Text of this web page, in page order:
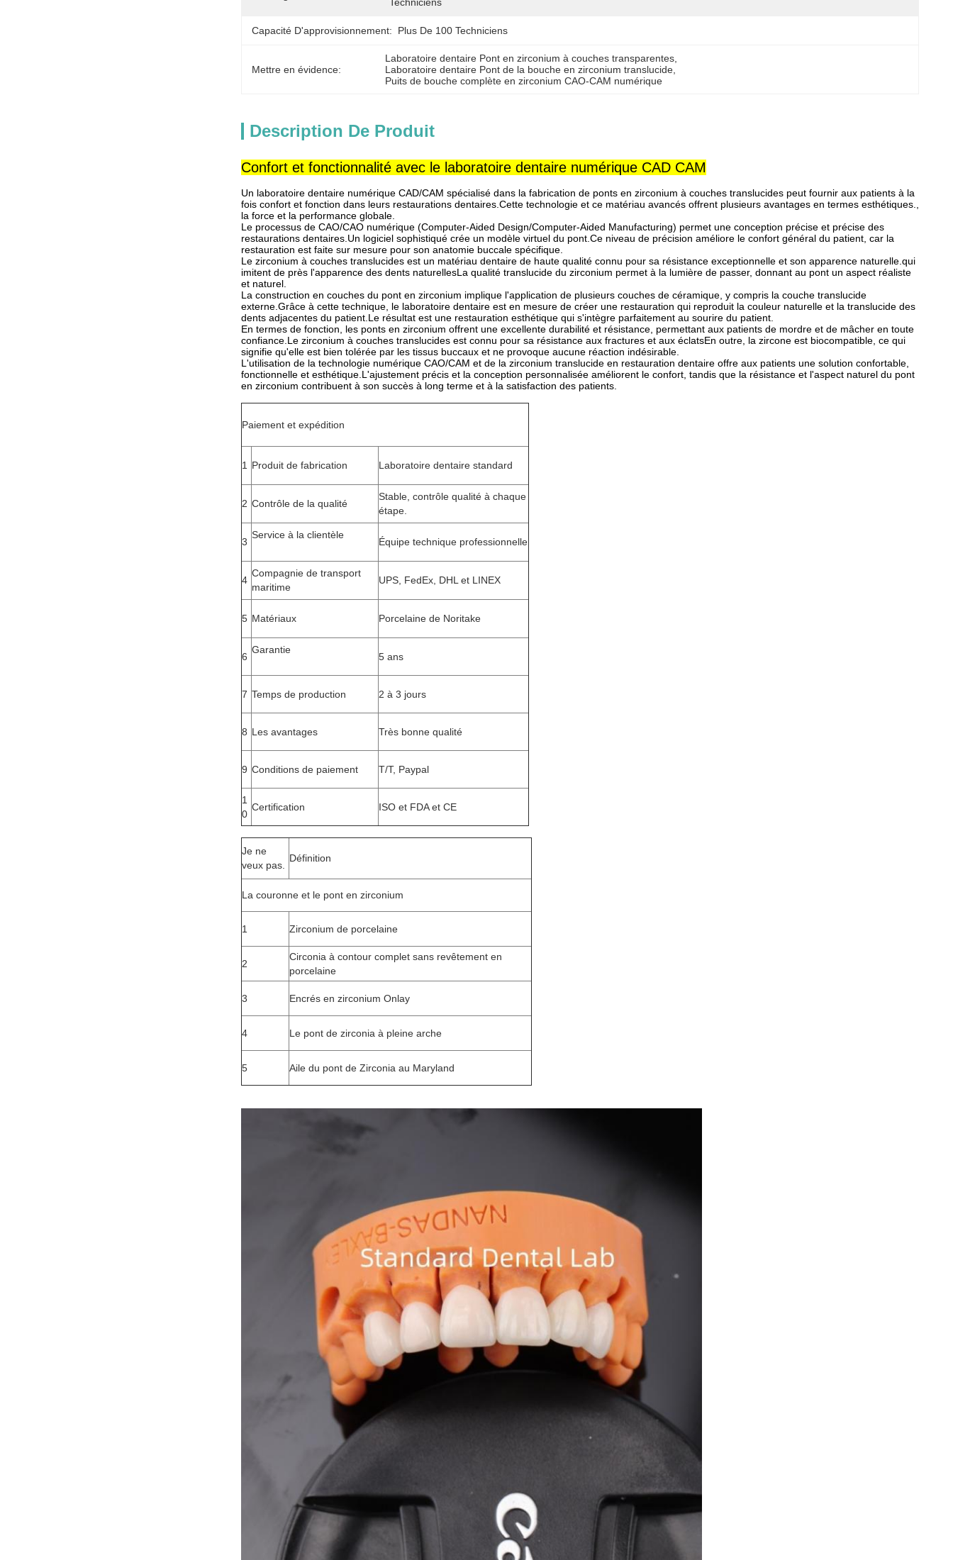
Capacité D'approvisionnement: Plus De 100 Techniciens
Mettre en évidence:
Laboratoire dentaire Pont en zirconium à couches transparentes
Laboratoire dentaire Pont de la bouche en zirconium translucide
Puits de bouche complète en zirconium CAO-CAM numérique
Description De Produit
Confort et fonctionnalité avec le laboratoire dentaire numérique CAD CAM
Un laboratoire dentaire numérique CAD/CAM spécialisé dans la fabrication de ponts en zirconium à couches translucides peut fournir aux patients à la
fois confort et fonction dans leurs restaurations dentaires.Cette technologie et ce matériau avancés offrent plusieurs avantages en termes esthétiques.,
la force et la performance globale.
Le processus de CAO/CAO numérique (Computer-Aided Design/Computer-Aided Manufacturing) permet une conception précise et précise des
restaurations dentaires.Un logiciel sophistiqué crée un modèle virtuel du pont.Ce niveau de précision améliore le confort général du patient, car la
restauration est faite sur mesure pour son anatomie buccale spécifique.
Le zirconium à couches translucides est un matériau dentaire de haute qualité connu pour sa résistance exceptionnelle et son apparence naturelle.qui
imitent de près l'apparence des dents naturellesLa qualité translucide du zirconium permet à la lumière de passer, donnant au pont un aspect réaliste
et naturel.
La construction en couches du pont en zirconium implique l'application de plusieurs couches de céramique, y compris la couche translucide
externe.Grâce à cette technique, le laboratoire dentaire est en mesure de créer une restauration qui reproduit la couleur naturelle et la translucide des
dents adjacentes du patient.Le résultat est une restauration esthétique qui s'intègre parfaitement au sourire du patient.
En termes de fonction, les ponts en zirconium offrent une excellente durabilité et résistance, permettant aux patients de mordre et de mâcher en toute
confiance.Le zirconium à couches translucides est connu pour sa résistance aux fractures et aux éclatsEn outre, la zircone est biocompatible, ce qui
signifie qu'elle est bien tolérée par les tissus buccaux et ne provoque aucune réaction indésirable.
L'utilisation de la technologie numérique CAO/CAM et de la zirconium translucide en restauration dentaire offre aux patients une solution confortable,
fonctionnelle et esthétique.L'ajustement précis et la conception personnalisée améliorent le confort, tandis que la résistance et l'aspect naturel du pont
en zirconium contribuent à son succès à long terme et à la satisfaction des patients.
Paiement et expédition
1 Produit de fabrication Laboratoire dentaire standard
2 Contrôle de la qualité
Stable, contrôle qualité à chaque
étape.
3
Service à la clientèle
Équipe technique professionnelle
4
Compagnie de transport
maritime
UPS, FedEx, DHL et LINEX
5 Matériaux Porcelaine de Noritake
6
Garantie
5 ans
7 Temps de production 2 à 3 jours
8 Les avantages Très bonne qualité
9 Conditions de paiement T/T, Paypal
1
0
Certification ISO et FDA et CE
Je ne
veux pas.
Définition
La couronne et le pont en zirconium
1 Zirconium de porcelaine
2
Circonia à contour complet sans revêtement en
porcelaine
3 Encrés en zirconium Onlay
4 Le pont de zirconia à pleine arche
5 Aile du pont de Zirconia au Maryland